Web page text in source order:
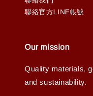
聯絡官方LINE帳號
Our mission
Quality materials,
and sustainability.